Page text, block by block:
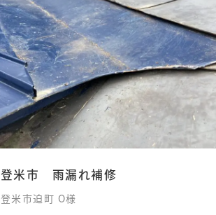
登米市 雨漏れ補修
登米市迫町 O様